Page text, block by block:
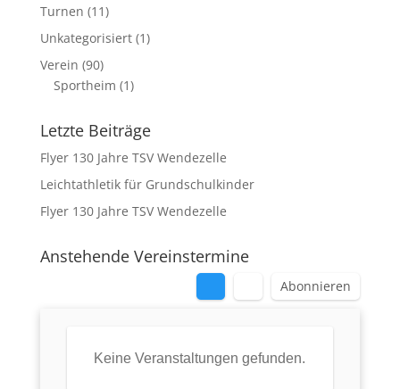
Turnen (11)
Unkategorisiert(1)
Verein (90)
Sportheim (1)
Letzte Beiträge
Flyer 130 Jahre TSV Wendezelle
Leichtathletik für Grundschulkinder
Flyer 130 Jahre TSV Wendezelle
Anstehende Vereinstermine
Abonnieren
Keine Veranstaltungen gefunden.